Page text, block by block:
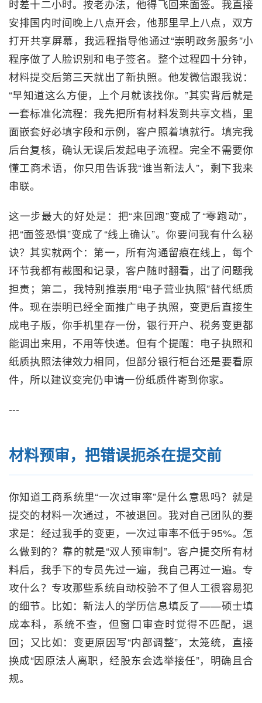
时差十二小时。按老办法，他得飞回来面签。我直接
安排国内时间晚上八点开会，他那里早上八点，双方
打开共享屏幕，我远程指导他通过“崇明政务服务”小
程序做了人脸识别和电子签名。整个过程四十分钟，
材料提交后第三天就出了新执照。他发微信跟我说：
“早知道这么方便，上个月就该找你。”其实背后就是
一套标准化流程：我先把所有材料发到共享文档，里
面嵌套好必填字段和示例，客户照着填就行。填完我
后台复核，确认无误后发起电子流程。完全不需要你
懂工商术语，你只用告诉我“谁当新法人”，剩下我来
串联。
这一步最大的好处是：把“来回跑”变成了“零跑动”，
把“面签恐惧”变成了“线上确认”。你要问我有什么秘
诀？其实就两个：第一，所有沟通留痕在线上，每个
环节我都有截图和记录，客户随时翻看，出了问题我
担责；第二，我特别推崇用“电子营业执照”替代纸质
件。现在崇明已经全面推广电子执照，变更后直接生
成电子版，你手机里存一份，银行开户、税务变更都
能调出来用，不用等快递。但有个提醒：电子执照和
纸质执照法律效力相同，但部分银行柜台还是要看原
件，所以建议变完仍申请一份纸质件寄到你家。
---
材料预审，把错误扼杀在提交前
你知道工商系统里“一次过审率”是什么意思吗？就是
提交的材料一次通过，不被退回。我对自己团队的要
求是：经过我手的变更，一次过审率不低于95%。怎
么做到的？靠的就是“双人预审制”。客户提交所有材
料后，我手下的专员先过一遍，我自己再过一遍。专
攻什么？专攻那些系统自动校验不了但人工很容易犯
的细节。比如：新法人的学历信息填反了——硕士填
成本科，系统不查，但窗口审查时觉得不匹配，退
回；又比如：变更原因写“内部调整”，太笼统，直接
换成“因原法人离职，经股东会选举接任”，明确且合
规。